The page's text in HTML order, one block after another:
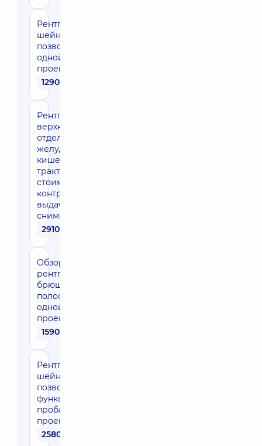
Рентгенография
шейного отдела
позвоночника в
одной
проекции
1290 грн
Рентгенография
верхних
отделов
желудочно-
кишечного
тракта (без
стоимости
контраста) с
выдачей до 3-х
снимков
2910 грн
Обзорная
рентгенография
брюшной
полости в
одной
проекции
1590 грн
Рентгенография
шейного отдела
позвоночника с
функциональными
пробами (четыре
проекции)
2580 грн